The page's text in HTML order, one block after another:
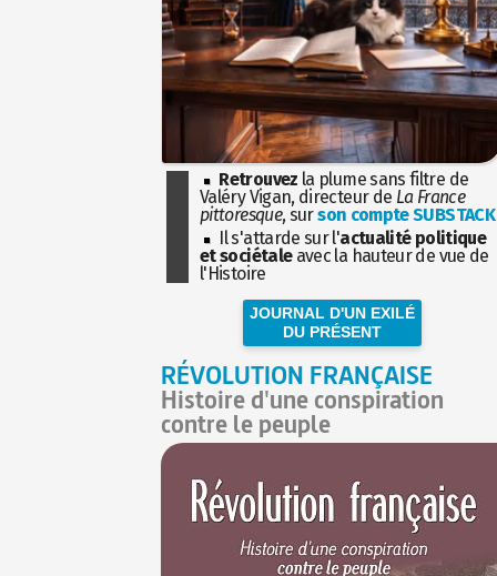
Retrouvez la plume sans filtre de
Valéry Vigan, directeur de La France
pittoresque, surson compte SUBSTACK
Il s'attarde sur l'actualité politique
et sociétaleavec la hauteur de vue de
l'Histoire
JOURNAL D'UN EXILÉ
DU PRÉSENT
RÉVOLUTION FRANÇAISE
Histoire d'une conspiration
contre le peuple